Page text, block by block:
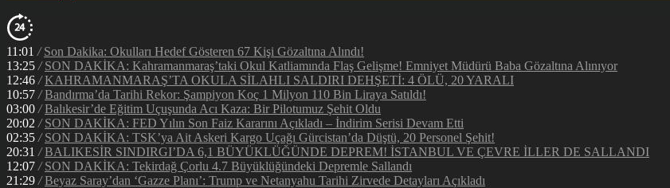
11:01 / Son Dakika: Okulları Hedef Gösteren 67 Kişi Gözaltına Alındı!
13:25 / SON DAKİKA: Kahramanmaraş’taki Okul Katliamında Flaş Gelişme! Emniyet Müdürü Baba Gözaltına Alınıyor
12:46 / KAHRAMANMARAŞ’TA OKULA SİLAHLI SALDIRI DEHŞETİ: 4 ÖLÜ, 20 YARALI
10:57 / Bandırma’da Tarihi Rekor: Şampiyon Koç 1 Milyon 110 Bin Liraya Satıldı!
03:00 / Balıkesir’de Eğitim Uçuşunda Acı Kaza: Bir Pilotumuz Şehit Oldu
20:02 / SON DAKİKA: FED Yılın Son Faiz Kararını Açıkladı – İndirim Serisi Devam Etti
02:35 / SON DAKİKA: TSK’ya Ait Askeri Kargo Uçağı Gürcistan’da Düştü, 20 Personel Şehit!
20:31 / BALIKESİR SINDIRGI’DA 6,1 BÜYÜKLÜĞÜNDE DEPREM! İSTANBUL VE ÇEVRE İLLER DE SALLANDI
12:07 / SON DAKİKA: Tekirdağ Çorlu 4.7 Büyüklüğündeki Depremle Sallandı
21:29 / Beyaz Saray’dan ‘Gazze Planı’: Trump ve Netanyahu Tarihi Zirvede Detayları Açıkladı